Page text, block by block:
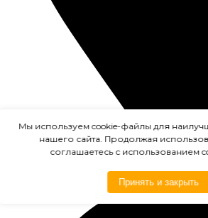
Красногорск
Мы используем cookie-файлы для
нашего сайта. Продолжая
соглашаетесь с использованием
Принять и закрыть